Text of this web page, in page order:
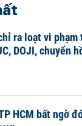
ra loạt vi phạm
DOJI, chuyển
HCM bất ngờ